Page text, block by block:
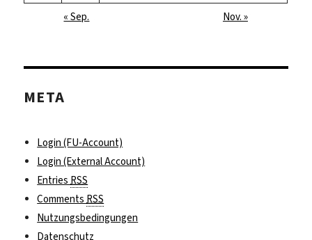
« Sep.
Nov. »
META
Login (FU-Account)
Login (External Account)
EntriesRSS
CommentsRSS
Nutzungsbedingungen
Datenschutz